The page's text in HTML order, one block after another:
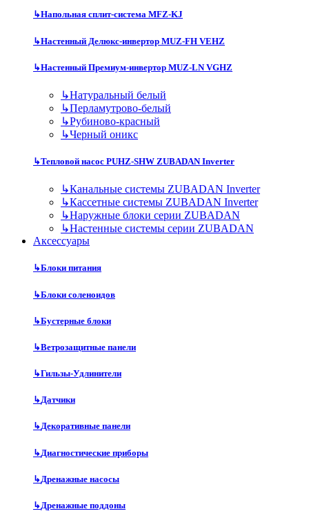
↳Напольная сплит-система MFZ-KJ
↳Настенный Делюкс-инвертор MUZ-FH VEHZ
↳Настенный Премиум-инвертор MUZ-LN VGHZ
↳Натуральный белый
↳Перламутрово-белый
↳Рубиново-красный
↳Черный оникс
↳Тепловой насос PUHZ-SHW ZUBADAN Inverter
↳Канальные системы ZUBADAN Inverter
↳Кассетные системы ZUBADAN Inverter
↳Наружные блоки серии ZUBADAN
↳Настенные системы серии ZUBADAN
Аксесcуары
↳Блоки питания
↳Блоки соленоидов
↳Бустерные блоки
↳Ветрозащитные панели
↳Гильзы-Удлинители
↳Датчики
↳Декоративные панели
↳Диагностические приборы
↳Дренажные насосы
↳Дренажные поддоны